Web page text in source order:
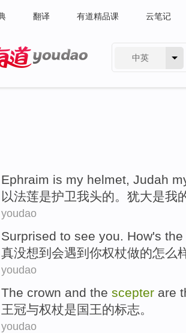
翻译 有道精品课 云笔记
中英
Ephraim is my helmet, Judah
以法莲是护卫我头的。 犹大是我
youdao
Surprised to see you. How's the
真没想到 会遇到 你权杖做的怎么
youdao
The crown and the scepter are
王冠与权杖是国王的标志。
youdao